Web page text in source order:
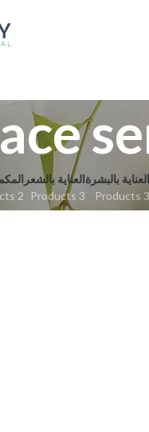
العناية بالبشرة
3 Products
العناية بالشعر
3 Products
2 Products